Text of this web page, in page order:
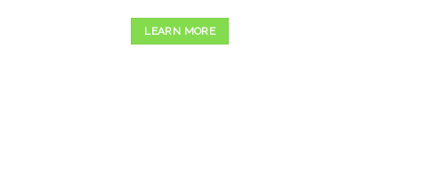
LEARN MORE